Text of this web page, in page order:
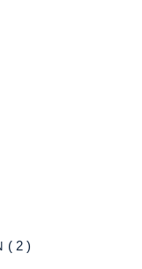
( 2 )